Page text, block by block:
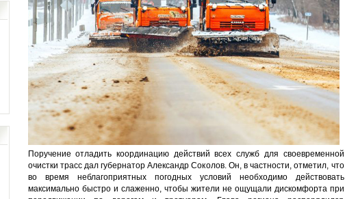
Поручение отладить координацию действий всех служб для своевременной
очистки трасс дал губернатор Александр Соколов. Он, в частности, отметил, что
во время неблагоприятных погодных условий необходимо действовать
максимально быстро и слаженно, чтобы жители не ощущали дискомфорта при